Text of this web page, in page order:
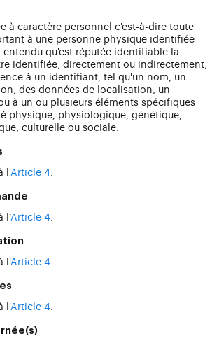
à caractère personnel c'est-à-dire toute
à une personne physique identifiée
qu'est réputée identifiable la
identifiée, directement ou indirectement,
à un identifiant, tel qu'un nom, un
des données de localisation, un
à un ou plusieurs éléments spécifiques
physique, physiologique, génétique,
culturelle ou sociale.
l'Article 4
l’Article 4
l'Article 4
l'Article 4